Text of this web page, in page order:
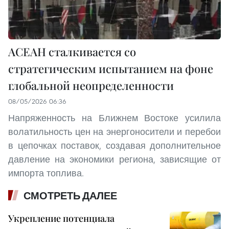
АСЕАН сталкивается со
стратегическим испытанием на фоне
глобальной неопределенности
08/05/2026 06:36
Напряженность на Ближнем Востоке усилила
волатильность цен на энергоносители и перебои
в цепочках поставок, создавая дополнительное
давление на экономики региона, зависящие от
импорта топлива.
СМОТРЕТЬ ДАЛЕЕ
Укрепление потенциала